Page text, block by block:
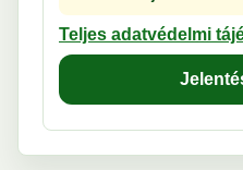
Teljes adatvédelmi